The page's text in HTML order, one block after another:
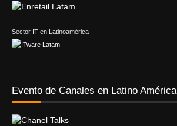
Sector IT en Latinoamérica
Evento de Canales en Latino América